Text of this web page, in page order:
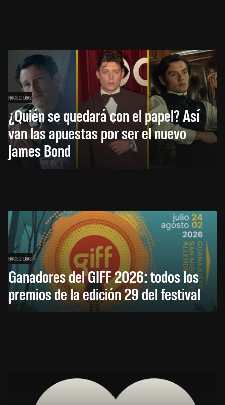
HACE 2 DÍAS
¿Quién se quedará con el papel? Así
van las apuestas por ser el nuevo
James Bond
HACE 2 DÍAS
Ganadores del GIFF 2026: todos los
premios de la edición 29 del festival